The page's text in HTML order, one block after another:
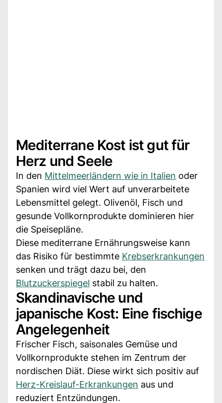
Mediterrane Kost ist gut für
Herz und Seele
In den Mittelmeerländern wie in Italien oder
Spanien wird viel Wert auf unverarbeitete
Lebensmittel gelegt. Olivenöl, Fisch und
gesunde Vollkornprodukte dominieren hier
die Speisepläne.
Diese mediterrane Ernährungsweise kann
das Risiko für bestimmte Krebserkrankungen
senken und trägt dazu bei, den
Blutzuckerspiegel stabil zu halten.
Skandinavische und
japanische Kost: Eine fischige
Angelegenheit
Frischer Fisch, saisonales Gemüse und
Vollkornprodukte stehen im Zentrum der
nordischen Diät. Diese wirkt sich positiv auf
Herz-Kreislauf-Erkrankungen aus und
reduziert Entzündungen.